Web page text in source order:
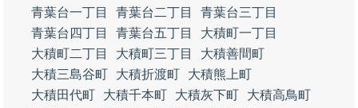
青葉台一丁目
青葉台二丁目
青葉台三丁目
青葉台四丁目
青葉台五丁目
大積町一丁目
大積町二丁目
大積町三丁目
大積善間町
大積三島谷町
大積折渡町
大積熊上町
大積田代町
大積千本町 大積灰下町
大積高鳥町